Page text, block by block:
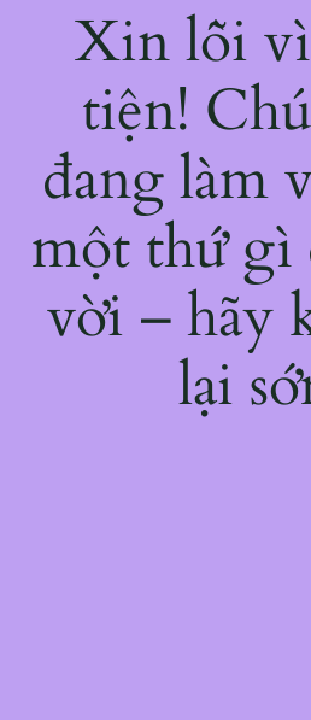
Xin lỗi vì
tiện!
đang làm
một thứ gì
vời – hãy
lại